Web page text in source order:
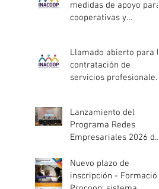
medidas de apoyo para
cooperativas y
afectadas por el
temporal
Llamado abierto para la
contratación de
servicios profesionales
Lanzamiento del
Programa Redes
Empresariales 2026 de
Nuevo plazo de
inscripción - Formación